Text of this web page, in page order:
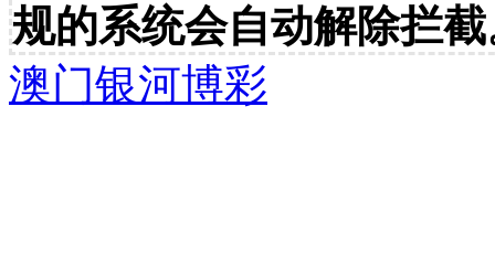
规的系统会自动解除拦
澳门银河博彩